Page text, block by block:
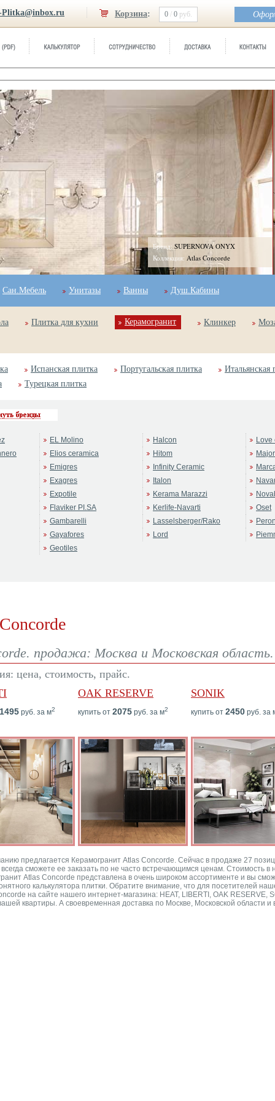
Корзина: 0 / 0 руб.
SUPERNOVA ONYX
Atlas Concorde
Сан.Мебель Унитазы Ванны Душ.Кабины
Плитка для кухни Керамогранит Клинкер
Испанская плитка Португальская плитка
Итальянская
Турецкая плитка
EL Molino
Elios ceramica
Emigres
Exagres
Expotile
Flaviker PI.SA
Gambarelli
Gayafores
Geotiles
Halcon
Hitom
Infinity Ceramic
Italon
Kerama Marazzi
Kerlife-Navarti
Lasselsberger/Rako
Lord
Love
Oset
продажа: Москва и Московская область.
цена, стоимость, прайс.
1495 руб. за м2
OAK RESERVE
купить от 2075 руб. за м2
SONIK
купить от 2450 руб. за
предлагается Керамогранит Atlas Concorde. Сейчас в продаже 27
сможете ее заказать по не часто встречающимся ценам. Стоимость
Atlas Concorde представлена в очень широком ассортименте и вы
калькулятора плитки. Обратите внимание, что для посетителей
на сайте нашего интернет-магазина: HEAT, LIBERTI, OAK RESERVE,
квартиры. А своевременная доставка по Москве, Московской области